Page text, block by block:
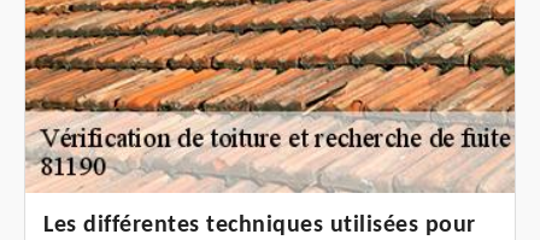
Les différentes techniques utilisées pour